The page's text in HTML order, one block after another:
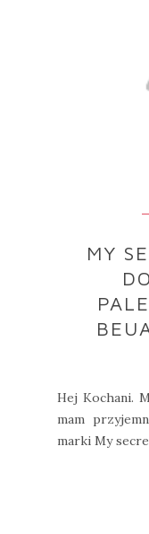
MY
Hej Kochani.
mam
marki My